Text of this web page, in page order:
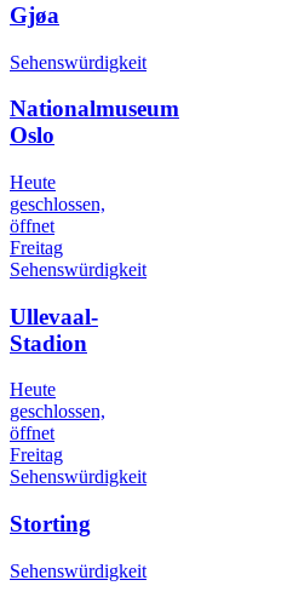
Gjøa
Sehenswürdigkeit
Nationalmuseum
Oslo
Heute
geschlossen,
öffnet
Freitag
Sehenswürdigkeit
Ullevaal-
Stadion
Heute
geschlossen,
öffnet
Freitag
Sehenswürdigkeit
Storting
Sehenswürdigkeit